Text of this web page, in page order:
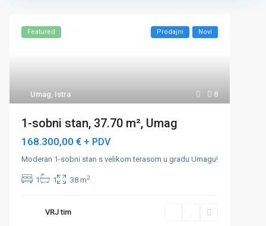
8
Umag, Istra
Featured Prodajni Novi
1-sobni stan, 37.70 m², Umag
168.300,00 € + PDV
Moderan 1-sobni stan s velikom terasom u gradu Umagu!
1 1 38 m2
VRJ tim